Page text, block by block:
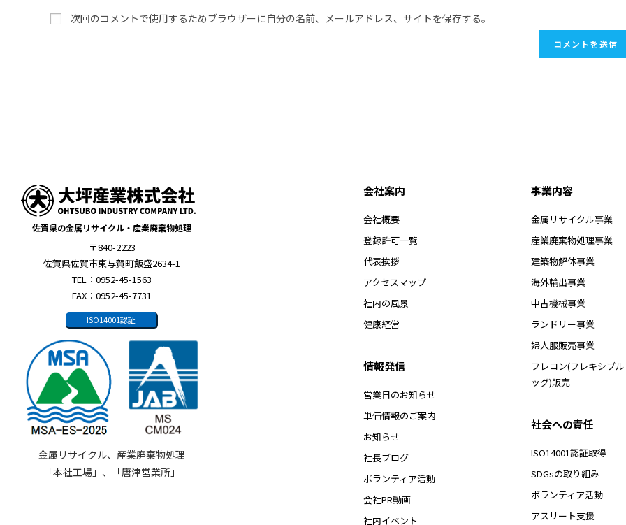
次回のコメントで使用するためブラウザーに自分の名前、メールアドレス、サイトを保存する。
佐賀県の金属リサイクル・産業廃棄物処理
〒840-2223
佐賀県佐賀市東与賀町飯盛2634-1
TEL：0952-45-1563
FAX：0952-45-7731
ISO14001認証
金属リサイクル、産業廃棄物処理
「本社工場」、「唐津営業所」
会社案内
会社概要
登録許可一覧
代表挨拶
アクセスマップ
社内の風景
健康経営
情報発信
営業日のお知らせ
単価情報のご案内
お知らせ
社長ブログ
ボランティア活動
会社PR動画
社内イベント
事業内容
金属リサイクル事業
産業廃棄物処理事業
建築物解体事業
海外輸出事業
中古機械事業
ランドリー事業
婦人服販売事業
フレコン(フレキシブ
ッグ)販売
社会への責任
ISO14001認証取得
SDGsの取り組み
ボランティア活動
アスリート支援